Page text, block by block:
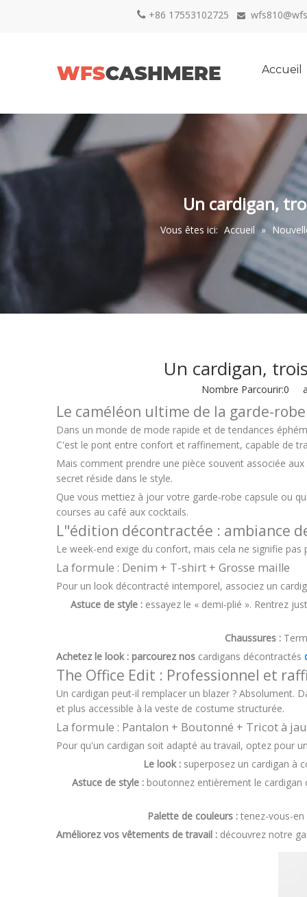
+86 17553102725 
Accueil
Un cardigan,
Vous êtes ici: Accueil »
Un cardigan,
Nombre Parcourir:0
Le caméléon ultime de la garde-robe
Dans un monde de mode rapide et de tendances
C'est le pont entre confort et raffinement, capable de
Mais comment prendre une pièce souvent associée
secret réside dans le style.
Que vous mettiez à jour votre garde-robe capsule ou
courses au café aux cocktails.
L"édition décontractée : ambiance
Le week-end exige du confort, mais cela ne signifie
La formule : Denim + T-shirt + Grosse maille
Pour un look décontracté intemporel, associez un
Astuce de style : essayez le « demi-plié ». Rentrez
Chaussures :
Achetez le look : parcourez nos cardigans décontractés
The Office Edit : Professionnel et
Un cardigan peut-il remplacer un blazer ? Absolument.
et plus accessible à la veste de costume structurée.
La formule : Pantalon + Boutonné + Tricot à
Pour qu'un cardigan soit adapté au travail, optez pour
Le look : superposez un cardigan à
Astuce de style : boutonnez entièrement le cardigan
Palette de couleurs : tenez-vous-
Améliorez vos vêtements de travail : découvrez notre